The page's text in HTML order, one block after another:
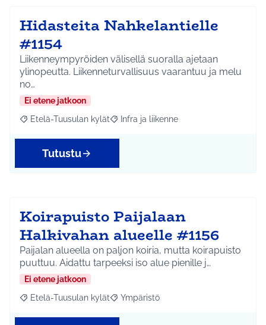
Hidasteita Nahkelantielle
#1154
Liikenneympyröiden välisellä suoralla ajetaan
ylinopeutta. Liikenneturvallisuus vaarantuu ja melu
no…
Ei etene jatkoon
Rajaa tulokset aihepiirin mukaan: Etelä-Tuusulan kylät
Etelä-Tuusulan kylät Rajaa tulokset teeman mukaan: Infra ja
Infra ja liikenne
Tutustu
Koirapuisto Paijalaan
Halkivahan alueelle #1156
Paijalan alueella on paljon koiria, mutta koirapuisto
puuttuu. Aidattu tarpeeksi iso alue pienille j…
Ei etene jatkoon
Rajaa tulokset aihepiirin mukaan: Etelä-Tuusulan kylät
Etelä-Tuusulan kylät Rajaa tulokset teeman mukaan:
Ympäristö